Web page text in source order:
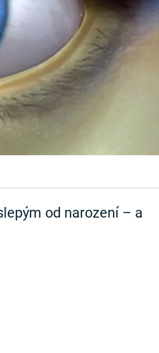
od narození – a